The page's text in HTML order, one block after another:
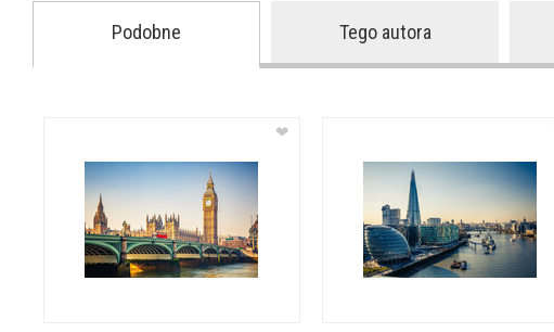
Podobne Tego autora
❤